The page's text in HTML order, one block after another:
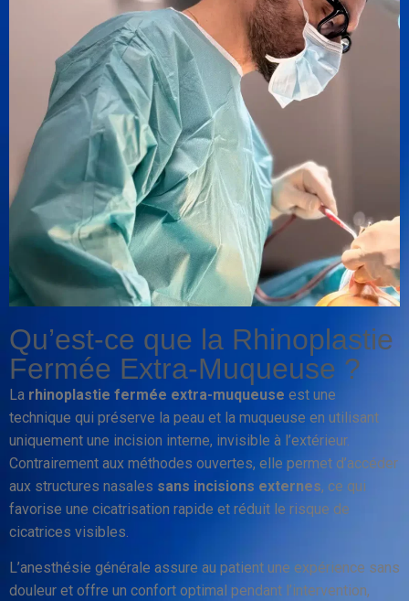
Qu’est-ce que la Rhinoplastie
Fermée Extra-Muqueuse ?
La rhinoplastie fermée extra-muqueuse est une
technique qui préserve la peau et la muqueuse en utilisant
uniquement une incision interne, invisible à l’extérieur.
Contrairement aux méthodes ouvertes, elle permet d’accéder
aux structures nasales sans incisions externes, ce qui
favorise une cicatrisation rapide et réduit le risque de
cicatrices visibles.
L’anesthésie générale assure au patient une expérience sans
douleur et offre un confort optimal pendant l’intervention,